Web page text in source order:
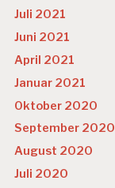
Juli 2021
Juni 2021
April 2021
Januar 2021
Oktober 2020
September 2020
August 2020
Juli 2020